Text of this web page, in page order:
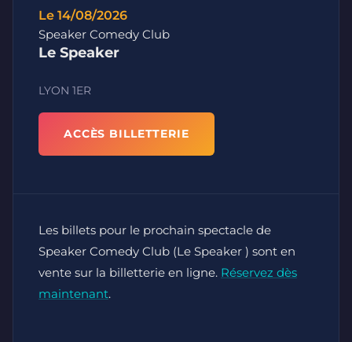
Le 14/08/2026
Speaker Comedy Club
Le Speaker
LYON 1ER
ACCÈS BILLETTERIE
Les billets pour le prochain spectacle de
Speaker Comedy Club (Le Speaker ) sont en
vente sur la billetterie en ligne. Réservez dès
maintenant.